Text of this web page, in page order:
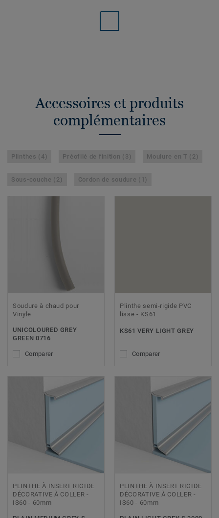
Accessoires et produits
complémentaires
Plinthes (4) Préofilé de finition (3) Moulure en T (2)
Sous-couche (2) Cordon de soudure (1)
Soudure à chaud pour
Vinyle
UNICOLOURED GREY
GREEN 0716
Comparer
Plinthe semi-rigide PVC
lisse - KS61
KS61 VERY LIGHT GREY
Comparer
PLINTHE À INSERT RIGIDE
DÉCORATIVE À COLLER -
IS60 - 60mm
PLINTHE À INSERT RIGIDE
DÉCORATIVE À COLLER -
IS60 - 60mm